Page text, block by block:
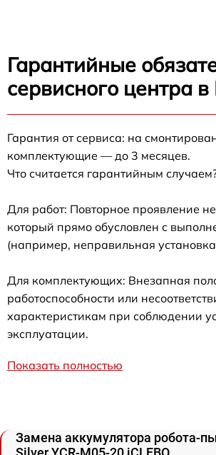
Гарантийные
сервисного центра
Гарантия от сервиса: на
комплектующие — до 3 месяцев.
Что считается гарантийным
Для работ: Повторное проявление
который прямо обусловлен с
(например, неправильная
Для комплектующих: Внезапная
работоспособности или
характеристикам при соблюдении
эксплуатации.
Показать полностью
Замена аккумулятора робота-